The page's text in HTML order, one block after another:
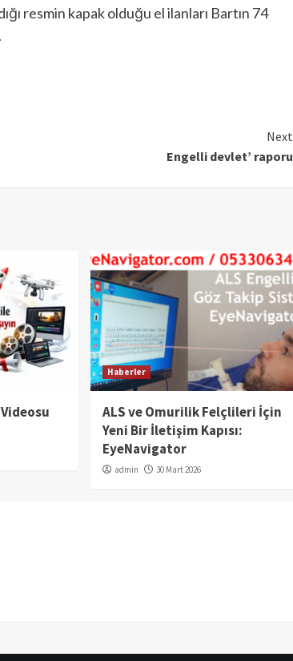
resmin kapak olduğu el ilanları Bartın 74
Next
Engelli devlet’ raporu
Haberler
ALS ve Omurilik Felçlileri İçin
Yeni Bir İletişim Kapısı:
EyeNavigator
admin 30 Mart 2026